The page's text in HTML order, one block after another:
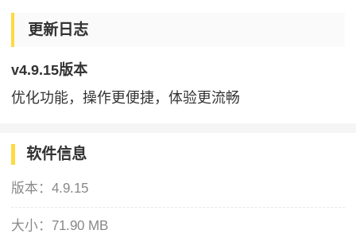
更新日志
v4.9.15版本
优化功能，操作更便捷，体验更流畅
软件信息
版本：4.9.15
大小： 71.90 MB